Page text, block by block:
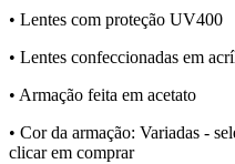
• Lentes com proteção UV400
• Lentes confeccionadas em
• Armação feita em acetato
• Cor da armação: Variadas -
clicar em comprar